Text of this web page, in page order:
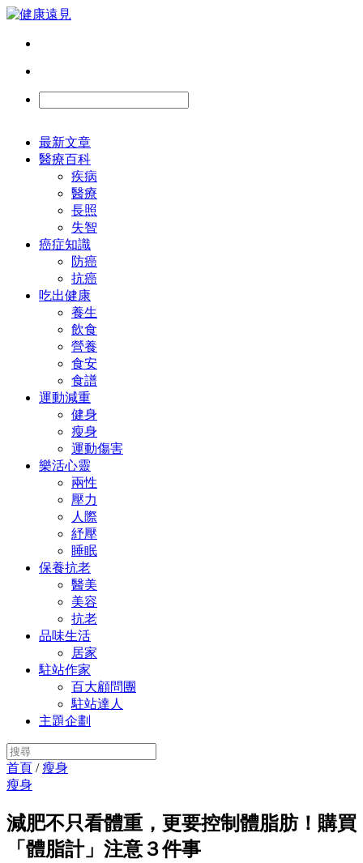
最新文章
醫療百科
疾病
醫療
長照
失智
癌症知識
防癌
抗癌
吃出健康
養生
飲食
營養
食安
食譜
運動減重
健身
瘦身
運動傷害
樂活心靈
兩性
壓力
人際
紓壓
睡眠
保養抗老
醫美
美容
抗老
品味生活
居家
駐站作家
百大顧問團
駐站達人
主題企劃
首頁 /瘦身
瘦身
減肥不只看體重，更要控制體脂肪！購買
「體脂計」注意３件事